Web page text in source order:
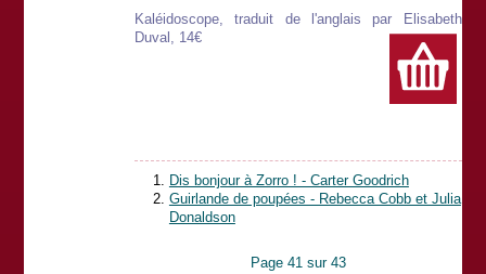
Kaléidoscope, traduit de l'anglais par Elisabeth
Duval, 14€
Dis bonjour à Zorro ! - Carter Goodrich
Guirlande de poupées - Rebecca Cobb et Julia
Donaldson
Page 41 sur 43